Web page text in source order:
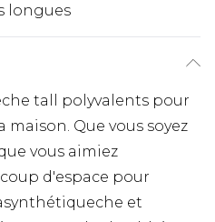
longues
tall polyvalents pour
Que vous soyez
vous aimiez
d'espace pour
et